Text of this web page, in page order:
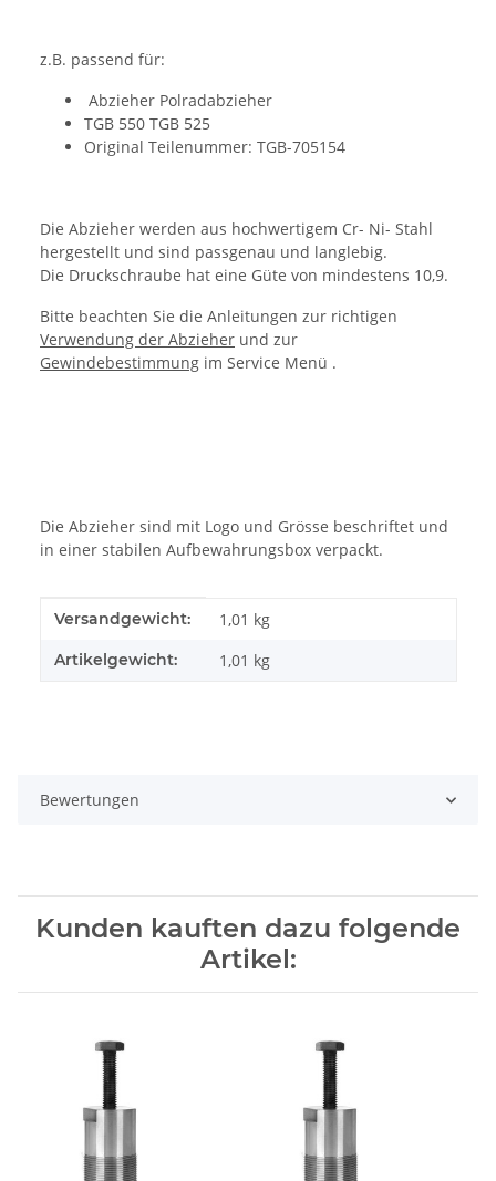
z.B. passend für:
Abzieher Polradabzieher
TGB 550 TGB 525
Original Teilenummer: TGB-705154
Die Abzieher werden aus hochwertigem Cr- Ni- Stahl
hergestellt und sind passgenau und langlebig.
Die Druckschraube hat eine Güte von mindestens 10,9.
Bitte beachten Sie die Anleitungen zur richtigen
Verwendung der Abzieher und zur
Gewindebestimmung im Service Menü .
Die Abzieher sind mit Logo und Grösse beschriftet und
in einer stabilen Aufbewahrungsbox verpackt.
Produkteigenschaft
Wert
Versandgewicht: 1,01 kg
Artikelgewicht: 1,01 kg
Bewertungen
Kunden kauften dazu folgende
Artikel: